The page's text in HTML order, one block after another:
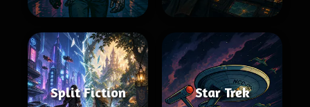
Split Fiction Star Trek